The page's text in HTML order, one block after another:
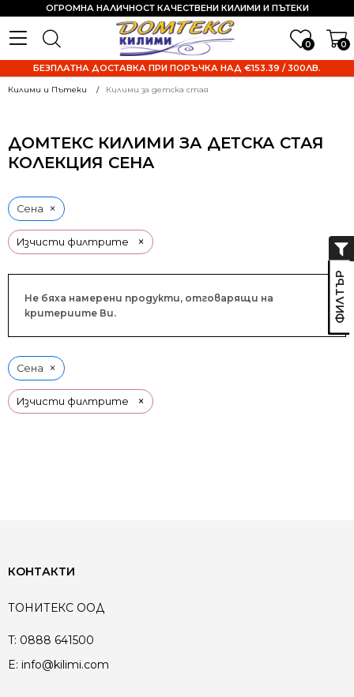
0 0
ОГРОМНА НАЛИЧНОСТ КАЧЕСТВЕНИ КИЛИМИ И ПЪТЕКИ
БЕЗПЛАТНА ДОСТАВКА ПРИ ПОРЪЧКА НАД €153.39 / 300ЛВ.
Килими и Пътеки Килими за детска стая
ДОМТЕКС КИЛИМИ ЗА ДЕТСКА СТАЯ
КОЛЕКЦИЯ СЕНА
Изчисти филтрите ×
Сена ×
Не бяха намерени продукти, отговарящи на
критериите Ви.
Изчисти филтрите ×
Сена ×
КОНТАКТИ
ТОНИТЕКС ООД
T: 0888 641500
E: info@kilimi.com